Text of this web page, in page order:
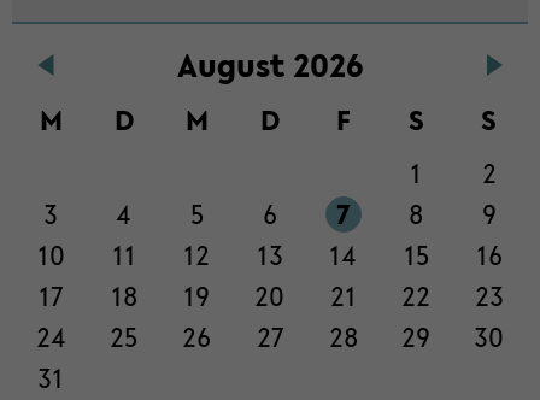
Au­gust 2026
M D M D F S
S
1
2
3
4 5 6 7 8
9
10
11 12 13 14 15
16
17
18 19 20 21 22
23
24
25 26 27 28 29
30
31